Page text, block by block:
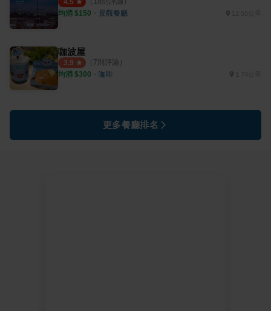
4.5
均消 $150 ・ 景觀餐廳 12.55公里
咖波屋
3.9 （ 7則評論）
均消 $300 ・ 咖啡 1.74公里
更多餐廳排名